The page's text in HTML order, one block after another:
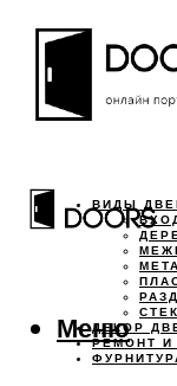
ВИДЫ
ДЕКОР
РЕМОНТ И
Меню